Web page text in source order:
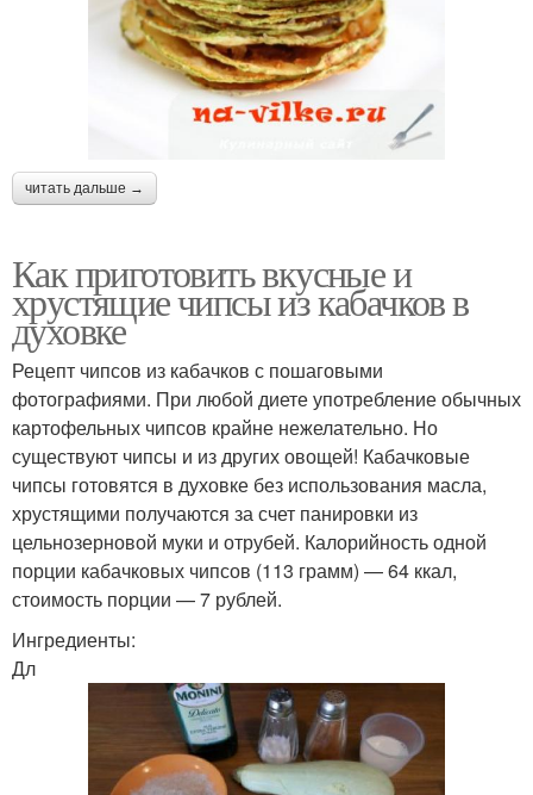
читать дальше →
Как приготовить вкусные и
хрустящие чипсы из кабачков в
духовке
Рецепт чипсов из кабачков с пошаговыми
фотографиями. При любой диете употребление обычных
картофельных чипсов крайне нежелательно. Но
существуют чипсы и из других овощей! Кабачковые
чипсы готовятся в духовке без использования масла,
хрустящими получаются за счет панировки из
цельнозерновой муки и отрубей. Калорийность одной
порции кабачковых чипсов (113 грамм) — 64 ккал,
стоимость порции — 7 рублей.
Ингредиенты:
Дл